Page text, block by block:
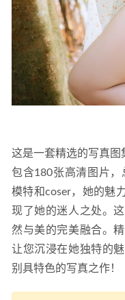
这是一套精选的写真
包含180张高清图片，
模特和coser，她的魅
现了她的迷人之处。
然与美的完美融合。
让您沉浸在她独特的
别具特色的写真之作！